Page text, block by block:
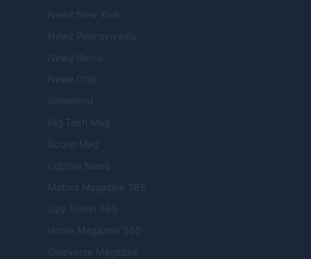
Newz New York
Newz Pennsylvania
Newz Illinois
Newz Ohio
Gameland
Hig Tech Mag
Scoop Mag
Lgbtqia News
Motors Magazine 365
Day Travel 365
Home Magazine 365
Cineverse Magazine